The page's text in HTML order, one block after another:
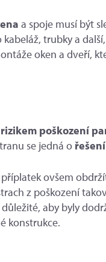
a spoje musí být
trubky a
oken a dveří,
rizikem poškození
se jedná o
příplatek ovšem
z poškození
důležité, aby byly
konstrukce.